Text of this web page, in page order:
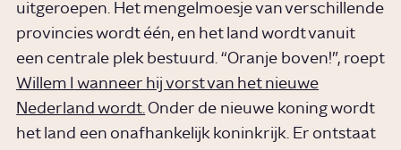
uitgeroepen. Het mengelmoesje van verschillende
provincies wordt één, en het land wordt vanuit
een centrale plek bestuurd. “Oranje boven!”, roept
Willem I
wanneer hij vorst van het nieuwe
Nederland wordt.Onder de nieuwe koning wordt
het land een onafhankelijk koninkrijk. Er ontstaat